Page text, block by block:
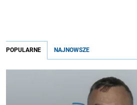
POPULARNE NAJNOWSZE